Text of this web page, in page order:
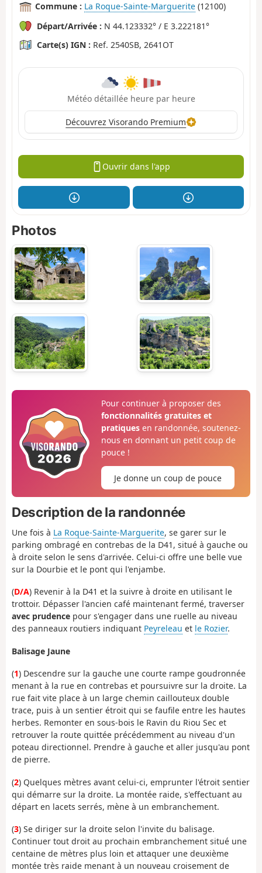
Commune : La Roque-Sainte-Marguerite (12100)
Départ/Arrivée : N 44.123332° / E 3.222181°
Carte(s) IGN : Ref. 2540SB, 2641OT
Météo détaillée heure par heure
Découvrez Visorando Premium
Ouvrir dans l'app
Photos
Pour continuer à proposer des
fonctionnalités gratuites et
pratiquesen randonnée, soutenez-
nous en donnant un petit coup de
pouce !
Je donne un coup de pouce
Description de la randonnée
Une fois à La Roque-Sainte-Marguerite, se garer sur le
parking ombragé en contrebas de la D41, situé à gauche ou
à droite selon le sens d'arrivée. Celui-ci offre une belle vue
sur la Dourbie et le pont qui l'enjambe.
(D/A) Revenir à la D41 et la suivre à droite en utilisant le
trottoir. Dépasser l'ancien café maintenant fermé, traverser
avec prudence pour s'engager dans une ruelle au niveau
des panneaux routiers indiquant Peyreleau et le Rozier.
Balisage Jaune
(1) Descendre sur la gauche une courte rampe goudronnée
menant à la rue en contrebas et poursuivre sur la droite. La
rue fait vite place à un large chemin caillouteux double
trace, puis à un sentier étroit qui se faufile entre les hautes
herbes. Remonter en sous-bois le Ravin du Riou Sec et
retrouver la route quittée précédemment au niveau d'un
poteau directionnel. Prendre à gauche et aller jusqu'au pont
de pierre.
(2) Quelques mètres avant celui-ci, emprunter l'étroit sentier
qui démarre sur la droite. La montée raide, s'effectuant au
départ en lacets serrés, mène à un embranchement.
(3) Se diriger sur la droite selon l'invite du balisage.
Continuer tout droit au prochain embranchement situé une
centaine de mètres plus loin et attaquer une deuxième
montée très raide menant à un nouveau croisement de